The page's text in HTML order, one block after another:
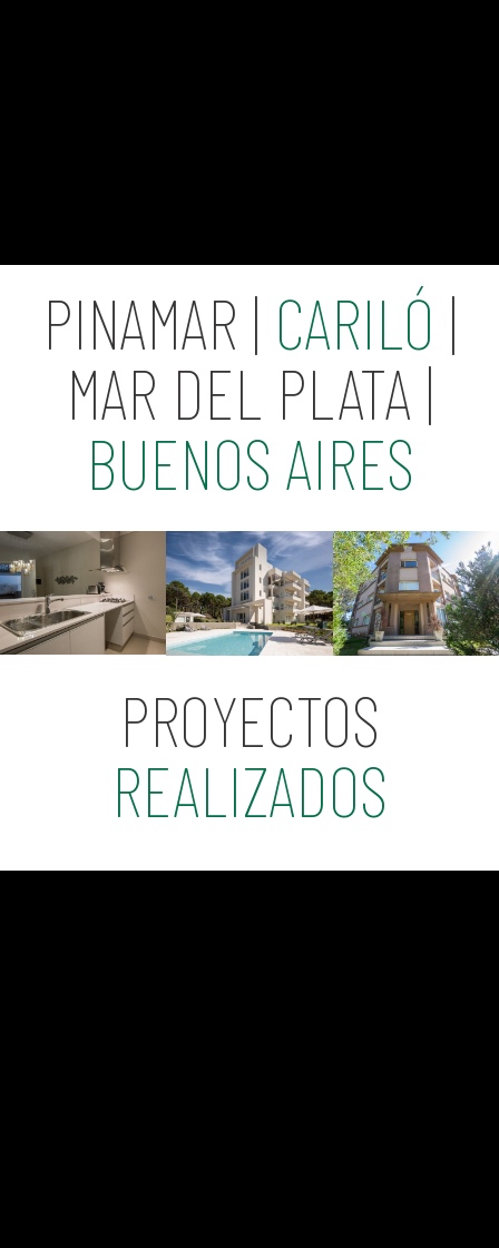
PINAMAR | CARILÓ |
MAR DEL PLATA |
BUENOS AIRES
PROYECTOS
REALIZADOS